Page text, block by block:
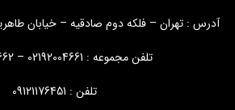
آدرس : تهران – فلکه دوم صادقیه – خیابان طاهریان –
تلفن مجموعه : 02192004661 – 02192004662
تلفن : 09121176451